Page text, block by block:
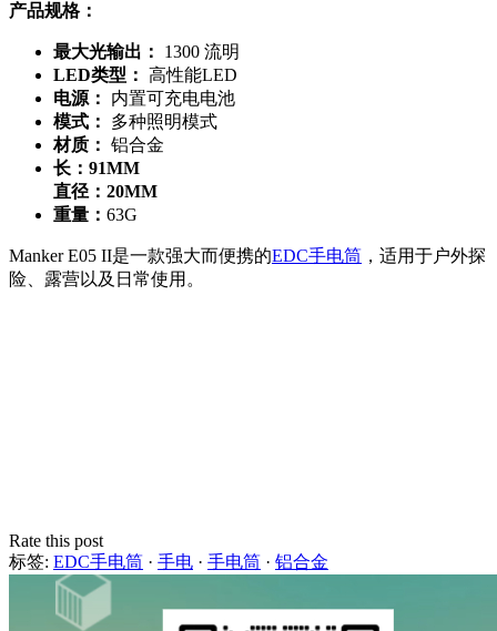
产品规格：
最大光输出：
1300 流明
LED类型： 高性能LED
电源：
内置可充电电池
模式：
多种照明模式
材质： 铝合金
长：91MM
直径：20MM
重量： 63G
Manker E05 II是一款强大而便携的EDC手电筒 ，适用于户外探
险、露营以及日常使用。
Rate this post
标签: EDC手电筒 · 手电 · 手电筒 · 铝合金